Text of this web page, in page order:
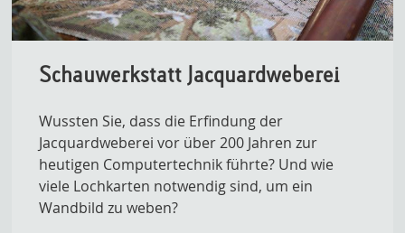
Schauwerkstatt Jacquardweberei
Wussten Sie, dass die Erfindung der
Jacquardweberei vor über 200 Jahren zur
heutigen Computertechnik führte? Und wie
viele Lochkarten notwendig sind, um ein
Wandbild zu weben?